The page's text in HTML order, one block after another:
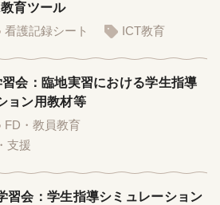
育ツール
看護記録シート ICT教育
会：臨地実習における学生指導
ョン用教材等
FD・教員教育
支援
習会：学生指導シミュレーション